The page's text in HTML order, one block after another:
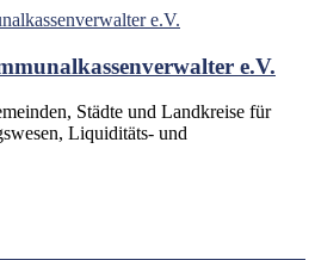
e.V.
Städte und Landkreise für
Liquiditäts- und